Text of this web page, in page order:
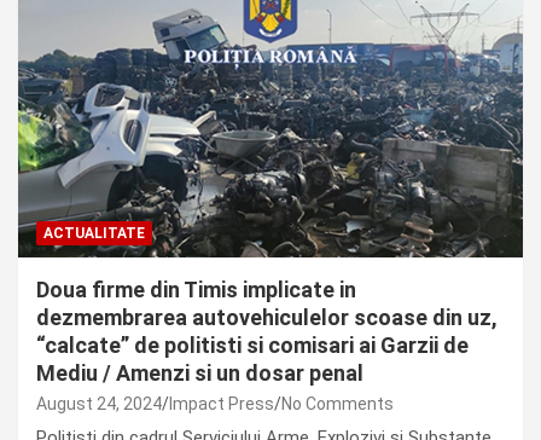
ACTUALITATE
Doua firme din Timis implicate in
dezmembrarea autovehiculelor scoase din uz,
“calcate” de politisti si comisari ai Garzii de
Mediu / Amenzi si un dosar penal
August 24, 2024 Impact Press No Comments